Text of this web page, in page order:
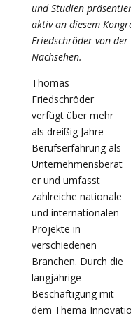
und Studien
aktiv an diesem
Friedschröder von
Nachsehen.
Thomas
Friedschröder
verfügt über mehr
als dreißig Jahre
Berufserfahrung als
Unternehmensberat
er und umfasst
zahlreiche nationale
und internationalen
Projekte in
verschiedenen
Branchen. Durch die
langjährige
Beschäftigung mit
dem Thema